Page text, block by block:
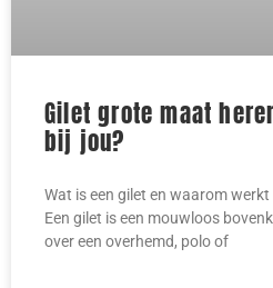
Gilet grote maat
bij jou?
Wat is een gilet en waarom
Een gilet is een mouwloos
over een overhemd, polo of